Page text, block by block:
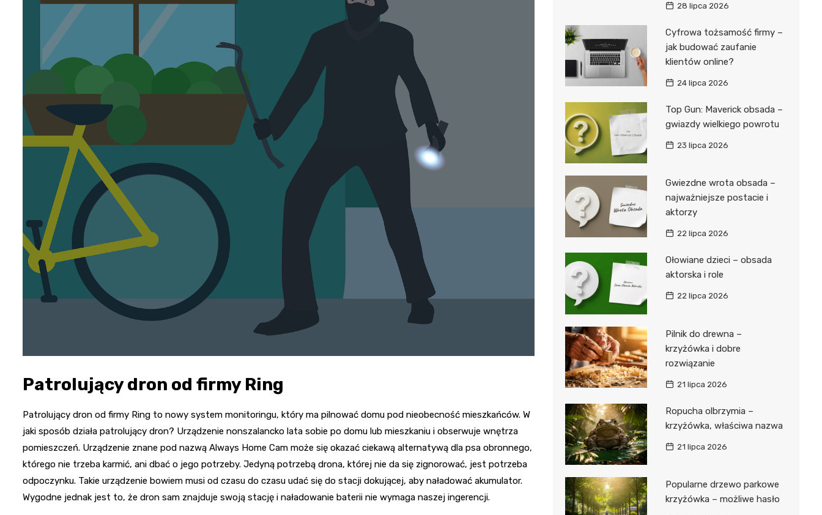
Patrolujący dron od firmy Ring
Patrolujący dron od firmy Ring to nowy system monitoringu, który ma pilnować domu pod nieobecność mieszkańców. W
jaki sposób działa patrolujący dron? Urządzenie nonszalancko lata sobie po domu lub mieszkaniu i obserwuje wnętrza
pomieszczeń. Urządzenie znane pod nazwą Always Home Cam może się okazać ciekawą alternatywą dla psa obronnego,
którego nie trzeba karmić, ani dbać o jego potrzeby. Jedyną potrzebą drona, której nie da się zignorować, jest potrzeba
odpoczynku. Takie urządzenie bowiem musi od czasu do czasu udać się do stacji dokującej, aby naładować akumulator.
Wygodne jednak jest to, że dron sam znajduje swoją stację i naładowanie baterii nie wymaga naszej ingerencji.
28 lipca 2026
Cyfrowa tożsamość firmy –
jak budować zaufanie
klientów online?
24 lipca 2026
Top Gun: Maverick obsada –
gwiazdy wielkiego powrotu
23 lipca 2026
Gwiezdne wrota obsada –
najważniejsze postacie i
aktorzy
22 lipca 2026
Ołowiane dzieci – obsada
aktorska i role
22 lipca 2026
Pilnik do drewna –
krzyżówka i dobre
rozwiązanie
21 lipca 2026
Ropucha olbrzymia –
krzyżówka, właściwa nazwa
21 lipca 2026
Popularne drzewo parkowe
krzyżówka – możliwe hasło